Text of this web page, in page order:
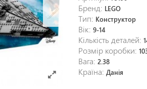
Бренд: LEGO
Тип: Конструктор
Вік:9-14
Кількість деталей:
Розмір коробки:
Вага:2.38
Країна:Данія